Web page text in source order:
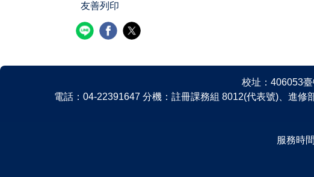
友善列印
校址：406053
電話：04-22391647 分機：註冊課務組 8012(代表號)、進
服務時
(進修